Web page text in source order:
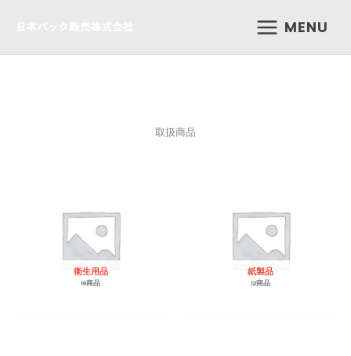
MENU
取扱商品
衛生用品
16商品
紙製品
12商品